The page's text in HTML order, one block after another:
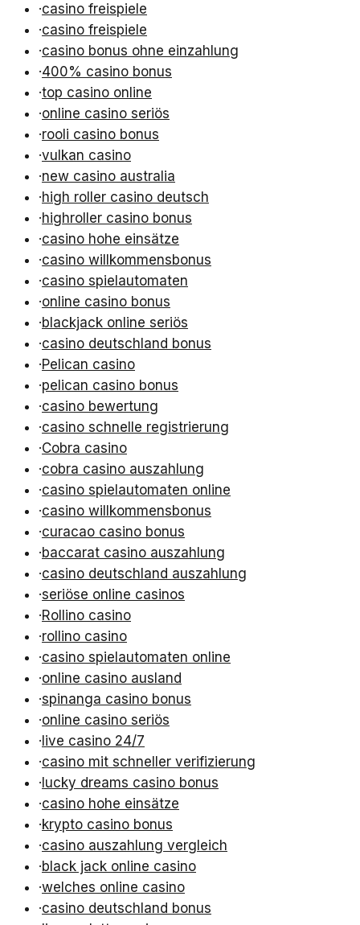
·casino freispiele
·casino freispiele
·casino bonus ohne einzahlung
·400% casino bonus
·top casino online
·online casino seriös
·rooli casino bonus
·vulkan casino
·new casino australia
·high roller casino deutsch
·highroller casino bonus
·casino hohe einsätze
·casino willkommensbonus
·casino spielautomaten
·online casino bonus
·blackjack online seriös
·casino deutschland bonus
·Pelican casino
·pelican casino bonus
·casino bewertung
·casino schnelle registrierung
·Cobra casino
·cobra casino auszahlung
·casino spielautomaten online
·casino willkommensbonus
·curacao casino bonus
·baccarat casino auszahlung
·casino deutschland auszahlung
·seriöse online casinos
·Rollino casino
·rollino casino
·casino spielautomaten online
·online casino ausland
·spinanga casino bonus
·online casino seriös
· live casino 24/7
·casino mit schneller verifizierung
· lucky dreams casino bonus
·casino hohe einsätze
·krypto casino bonus
·casino auszahlung vergleich
·black jack online casino
·welches online casino
·casino deutschland bonus